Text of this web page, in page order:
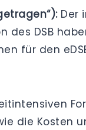
Der
des DSB
für den
die Kosten